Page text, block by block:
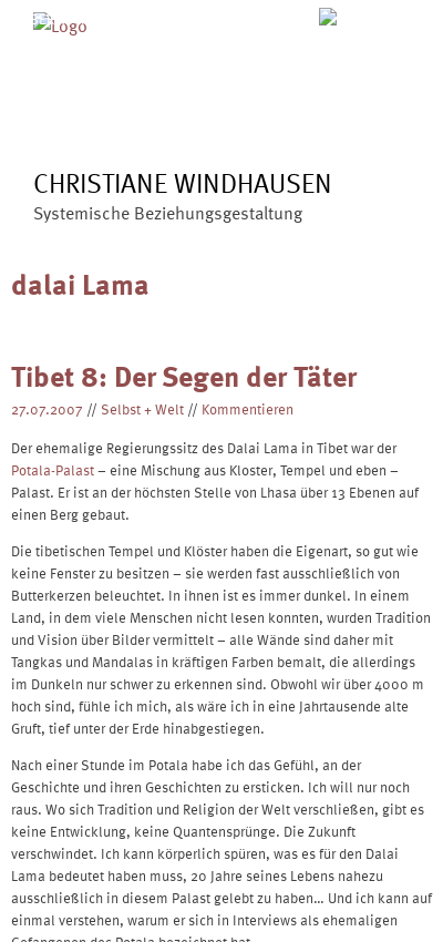
CHRISTIANE WINDHAUSEN
Systemische Beziehungsgestaltung
ÜBER MICH
dalai Lama
Tibet 8: Der Segen der Täter
27.07.2007 // Selbst + Welt // Kommentieren
Der ehemalige Regierungssitz des Dalai Lama in Tibet war der
Potala-Palast– eine Mischung aus Kloster, Tempel und eben –
Palast. Er ist an der höchsten Stelle von Lhasa über 13 Ebenen auf
einen Berg gebaut.
Die tibetischen Tempel und Klöster haben die Eigenart, so gut wie
keine Fenster zu besitzen – sie werden fast ausschließlich von
Butterkerzen beleuchtet. In ihnen ist es immer dunkel. In einem
Land, in dem viele Menschen nicht lesen konnten, wurden Tradition
und Vision über Bilder vermittelt – alle Wände sind daher mit
Tangkas und Mandalas in kräftigen Farben bemalt, die allerdings
im Dunkeln nur schwer zu erkennen sind. Obwohl wir über 4000 m
hoch sind, fühle ich mich, als wäre ich in eine Jahrtausende alte
Gruft, tief unter der Erde hinabgestiegen.
Nach einer Stunde im Potala habe ich das Gefühl, an der
Geschichte und ihren Geschichten zu ersticken. Ich will nur noch
raus. Wo sich Tradition und Religion der Welt verschließen, gibt es
keine Entwicklung, keine Quantensprünge. Die Zukunft
verschwindet. Ich kann körperlich spüren, was es für den Dalai
Lama bedeutet haben muss, 20 Jahre seines Lebens nahezu
ausschließlich in diesem Palast gelebt zu haben… Und ich kann auf
einmal verstehen, warum er sich in Interviews als ehemaligen